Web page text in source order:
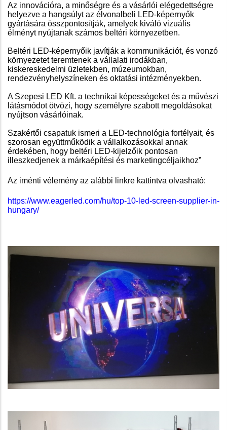
Az innovációra, a minőségre és a vásárlói elégedettségre
helyezve a hangsúlyt az élvonalbeli LED-képernyők
gyártására összpontosítják, amelyek kiváló vizuális
élményt nyújtanak számos beltéri környezetben.
Beltéri LED-képernyőik javítják a kommunikációt, és vonzó
környezetet teremtenek a vállalati irodákban,
kiskereskedelmi üzletekben, múzeumokban,
rendezvényhelyszíneken és oktatási intézményekben.
A Szepesi LED Kft. a technikai képességeket és a művészi
látásmódot ötvözi, hogy személyre szabott megoldásokat
nyújtson vásárlóinak.
Szakértői csapatuk ismeri a LED-technológia fortélyait, és
szorosan együttműködik a vállalkozásokkal annak
érdekében, hogy beltéri LED-kijelzőik pontosan
illeszkedjenek a márkaépítési és marketingcéljaikhoz”
Az iménti vélemény az alábbi linkre kattintva olvasható:
https://www.eagerled.com/hu/top-10-led-screen-supplier-in-
hungary/